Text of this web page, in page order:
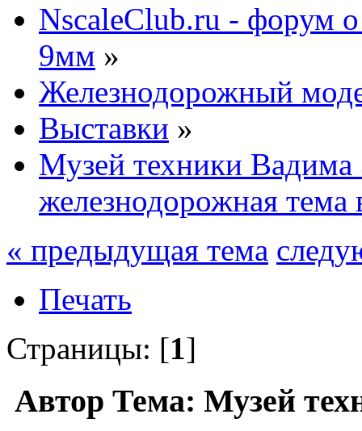
NscaleClub.ru - форум
9мм »
Железнодорожный
Выставки »
Музей техники Вадима
железнодорожная тема
« предыдущая тема
Печать
Страницы: [1]
Автор Тема: Музей